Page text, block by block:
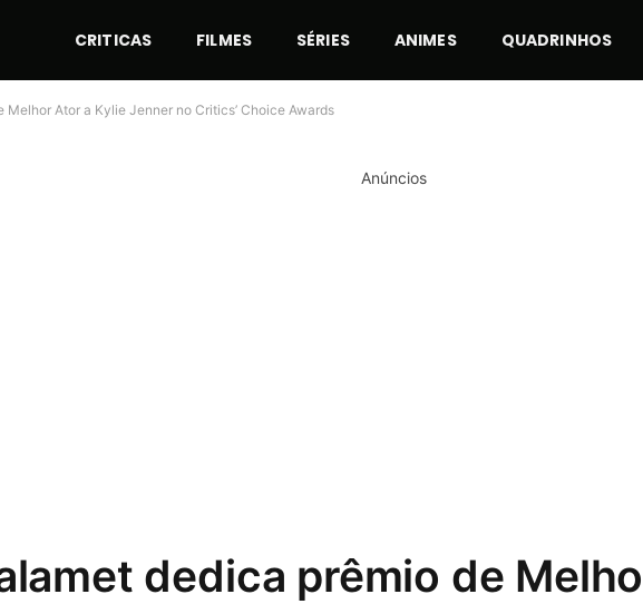
CRITICAS FILMES SÉRIES ANIMES QUADRINHOS
Ator a Kylie Jenner no Critics’ Choice Awards
Anúncios
dedica prêmio de